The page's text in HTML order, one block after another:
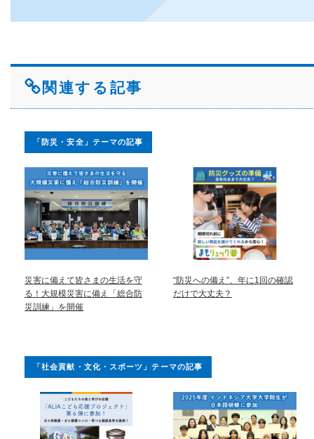
関連する記事
「防災・安全」テーマの記事
災害に備えて皆さまの生活を守
る！大規模災害に備え「総合防
災訓練」を開催
“防災への備え”、年に1回の確認
だけで大丈夫？
「社会貢献・文化・スポーツ」テーマの記事